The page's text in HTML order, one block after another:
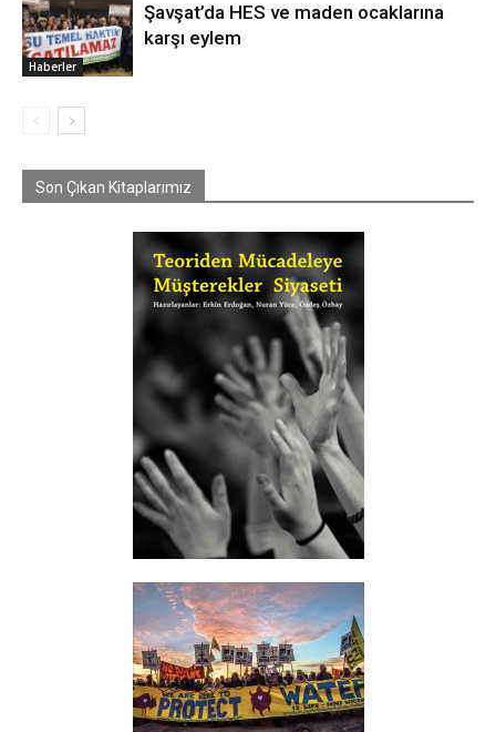
Haberler
Şavşat’da HES ve maden ocaklarına
karşı eylem
Son Çıkan Kitaplarımız